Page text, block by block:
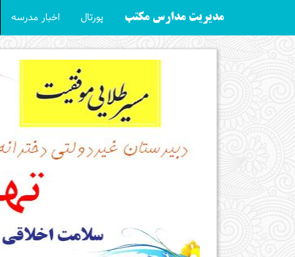
مدیریت مدارس مکتب پورتال اخبار مدرسه